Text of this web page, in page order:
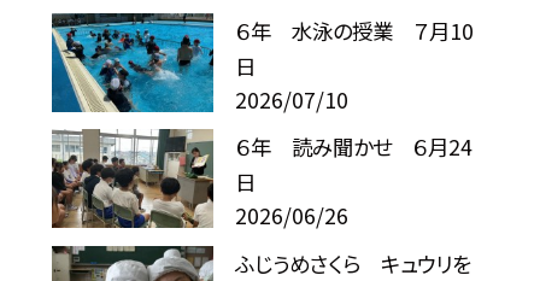
６年 水泳の授業 ７月10
日
2026/07/10
６年 読み聞かせ ６月24
日
2026/06/26
ふじうめさくら キュウリを